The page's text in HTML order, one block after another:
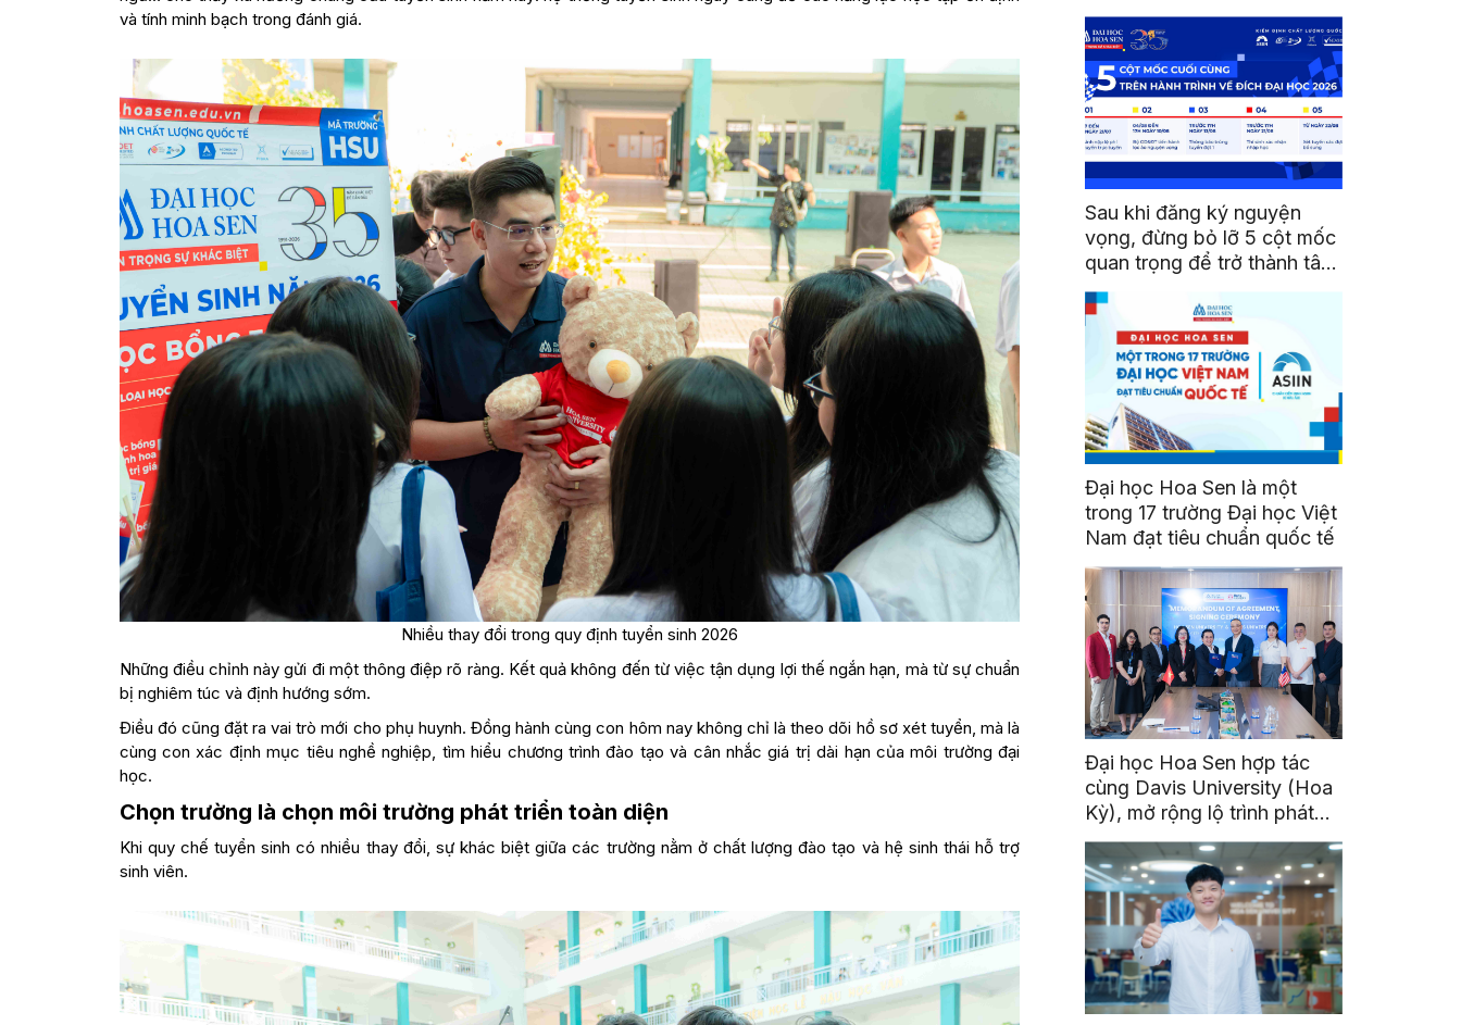
và tính minh bạch trong đánh giá.
Nhiều thay đổi trong quy định tuyển sinh 2026
Những điều chỉnh này gửi đi một thông điệp rõ ràng. Kết quả không đến từ việc tận dụng lợi thế ngắn hạn, mà từ sự chuẩn
bị nghiêm túc và định hướng sớm.
Điều đó cũng đặt ra vai trò mới cho phụ huynh. Đồng hành cùng con hôm nay không chỉ là theo dõi hồ sơ xét tuyển, mà là
cùng con xác định mục tiêu nghề nghiệp, tìm hiểu chương trình đào tạo và cân nhắc giá trị dài hạn của môi trường đại
học.
Chọn trường là chọn môi trường phát triển toàn diện
Khi quy chế tuyển sinh có nhiều thay đổi, sự khác biệt giữa các trường nằm ở chất lượng đào tạo và hệ sinh thái hỗ trợ
sinh viên.
Sau khi đăng ký nguyện
vọng, đừng bỏ lỡ 5 cột mốc
quan trọng để trở thành tân
sinh viên HSU
Đại học Hoa Sen là một
trong 17 trường Đại học Việt
Nam đạt tiêu chuẩn quốc tế
Đại học Hoa Sen hợp tác
cùng Davis University (Hoa
Kỳ), mở rộng lộ trình phát
triển toàn cầu cho sinh viên